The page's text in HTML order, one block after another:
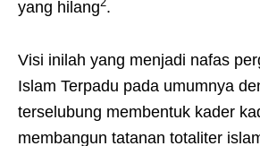
yang hilang .
Visi inilah yang menjadi nafas
Islam Terpadu pada umumnya
terselubung membentuk kader
membangun tatanan totaliter